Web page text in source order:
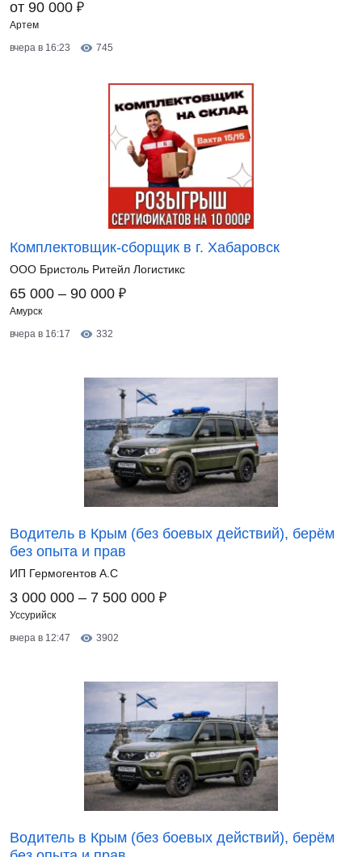
от 90 000 ₽
Артем
вчера в 16:23
745
Комплектовщик-сборщик в г. Хабаровск
ООО Бристоль Ритейл Логистикс
65 000 – 90 000 ₽
Амурск
вчера в 16:17
332
Водитель в Крым (без боевых действий), берём
без опыта и прав
ИП Гермогентов А.С
3 000 000 – 7 500 000 ₽
Уссурийск
вчера в 12:47
3902
Водитель в Крым (без боевых действий), берём